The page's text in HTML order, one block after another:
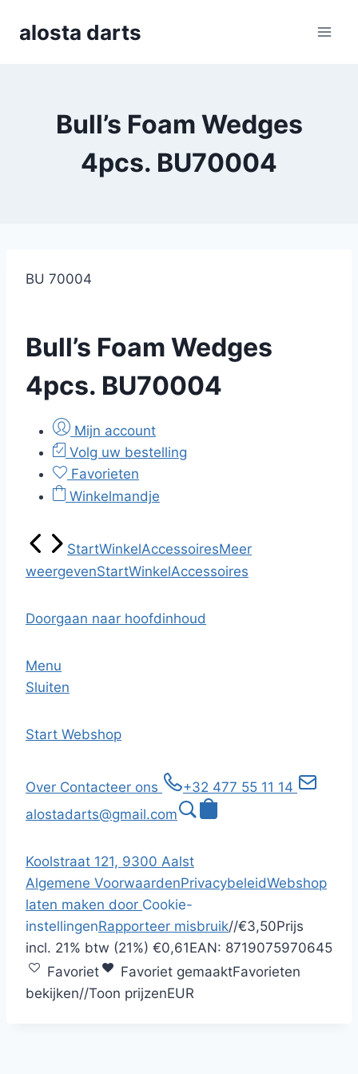
alosta darts
Bull’s Foam Wedges
4pcs. BU70004
BU 70004
Bull’s Foam Wedges
4pcs. BU70004
Mijn account
Volg uw bestelling
Favorieten
Winkelmandje
StartWinkelAccessoiresMeer
weergevenStartWinkelAccessoires
Doorgaan naar hoofdinhoud
Menu
Sluiten
Start Webshop
Over Contacteer ons
+32 477 55 11 14
alostadarts@gmail.com
Koolstraat 121, 9300 Aalst
Algemene VoorwaardenPrivacybeleidWebshop
laten maken door Cookie-
instellingenRapporteer misbruik//€3,50Prijs
incl. 21% btw (21%) €0,61EAN: 8719075970645
Favoriet
Favoriet gemaaktFavorieten
bekijken//Toon prijzenEUR